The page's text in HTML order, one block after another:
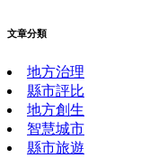
文章分類
地方治理
縣市評比
地方創生
智慧城市
縣市旅遊